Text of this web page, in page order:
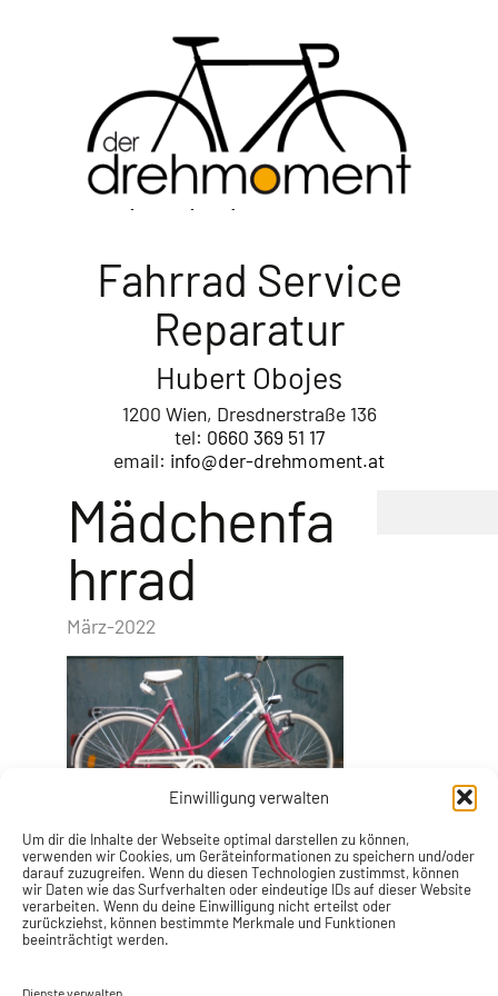
Einwilligung verwalten
Um dir die Inhalte der Webseite optimal darstellen zu können,
verwenden wir Cookies, um Geräteinformationen zu speichern und/oder
darauf zuzugreifen. Wenn du diesen Technologien zustimmst, können
wir Daten wie das Surfverhalten oder eindeutige IDs auf dieser Website
verarbeiten. Wenn du deine Einwilligung nicht erteilst oder
zurückziehst, können bestimmte Merkmale und Funktionen
beeinträchtigt werden.
Dienste verwalten
der drehmoment
Fahrrad Service
Reparatur
Hubert Obojes
1200 Wien, Dresdnerstraße 136
tel: 0660 369 51 17
email: info@der-drehmoment.at
Mädchenfa
hrrad
März-2022